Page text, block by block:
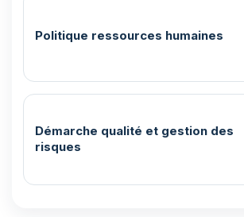
Politique ressources humaines
Démarche qualité et gestion des
risques